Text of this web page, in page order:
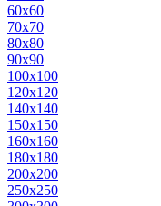
60х60
70х70
80х80
90х90
100х100
120х120
140х140
150х150
160х160
180х180
200х200
250х250